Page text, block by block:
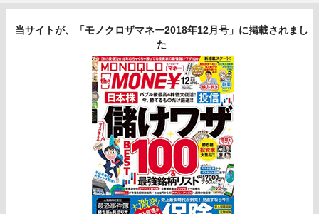
当サイトが、「モノクロザマネー2018年12月号」に掲載されまし
た